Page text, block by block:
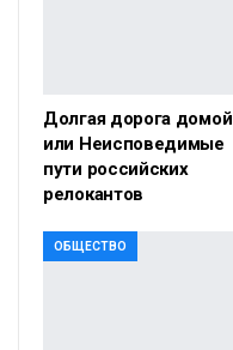
Долгая дорога домой
или Неисповедимые
пути российских
релокантов
ОБЩЕСТВО